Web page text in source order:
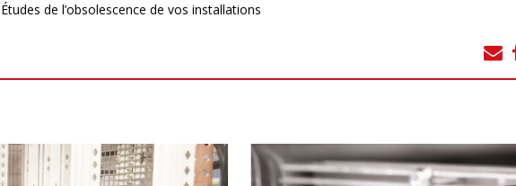
Études de l’obsolescence de vos installations